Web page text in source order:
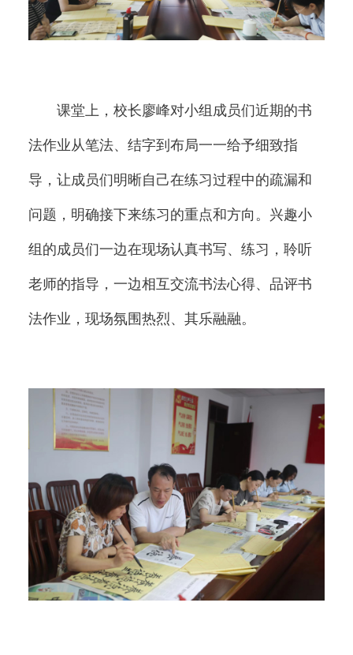
课堂上，校长廖峰对小组成员们近期的书
法作业从笔法、结字到布局一一给予细致指
导，让成员们明晰自己在练习过程中的疏漏和
问题，明确接下来练习的重点和方向。兴趣小
组的成员们一边在现场认真书写、练习，聆听
老师的指导，一边相互交流书法心得、品评书
法作业，现场氛围热烈、其乐融融。